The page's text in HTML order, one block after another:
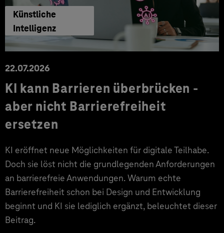
Künstliche
Intelligenz
22.07.2026
KI kann Barrieren überbrücken -
aber nicht Barrierefreiheit
ersetzen
KI eröffnet neue Möglichkeiten für digitale Teilhabe.
Doch sie löst nicht die grundlegenden Anforderungen
an barrierefreie Anwendungen. Warum echte
Barrierefreiheit schon bei Design und Entwicklung
beginnt und KI sie lediglich ergänzt, beleuchtet dieser
Beitrag.